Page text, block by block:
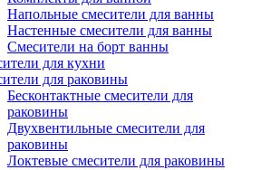
Напольные смесители для ванны
Настенные смесители для ванны
Смесители на борт ванны
для кухни
для раковины
Бесконтактные смесители для
раковины
Двухвентильные смесители для
раковины
Локтевые смесители для раковины